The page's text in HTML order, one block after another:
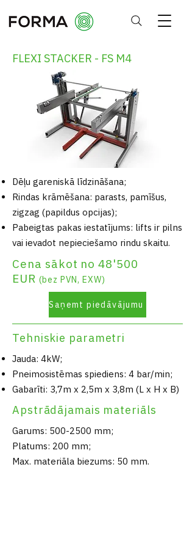
FLEXI STACKER - FS M4
Dēļu gareniskā līdzināšana;
Rindas krāmēšana: parasts, pamīšus,
zigzag (papildus opcijas);
Pabeigtas pakas iestatījums: lifts ir pilns
vai ievadot nepieciešamo rindu skaitu.
Cena sākot no 48'500
EUR (bez PVN, EXW)
Saņemt piedāvājumu
Tehniskie parametri
Jauda: 4kW;
Pneimosistēmas spiediens: 4 bar/min;
Gabarīti: 3,7m x 2,5m x 3,8m (L x H x B)
Apstrādājamais materiāls
Garums: 500-2500 mm;
Platums: 200 mm;
Max. materiāla biezums: 50 mm.